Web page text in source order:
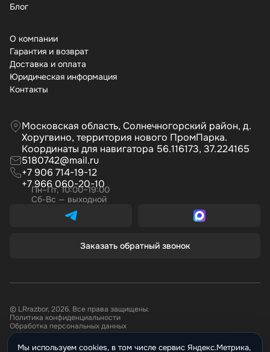
Бло
О компании
Гарантия и возврат
Доставка и оплата
Юридическая информация
Контакты
Московская область, Солнечногорский район, д.
Хоругвино, территория нового ПромПарка.
Координаты для навигатора 56.116173, 37.224165
5180742@mail.ru
+7 906 714-19-12
+7 966 060-20-10
Пн–Пт, 10:00–19:00
Сб-Вс — выходной
Заказать обратный звонок
© LRrazbor, 2026. Все права защищены.
Политика конфиденциальности
Обработка персональных данных
Мы используем cookies, в том числе сервис Яндекс.Метрика,